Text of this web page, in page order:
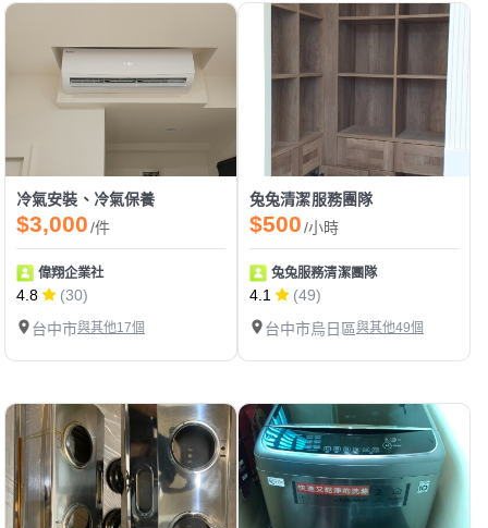
冷氣安裝、冷氣保養
$3,000/件
偉翔企業社
4.8
(30)
台中市與其他17個
兔兔清潔服務團隊
$500/小時
兔兔服務清潔團隊
4.1
(49)
台中市烏日區與其他49個